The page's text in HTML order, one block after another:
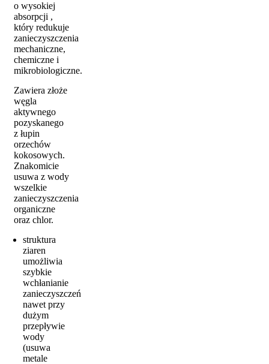
o wysokiej
absorpcji ,
który redukuje
zanieczyszczenia
mechaniczne,
chemiczne i
mikrobiologiczne.
Zawiera złoże
węgla
aktywnego
pozyskanego
z łupin
orzechów
kokosowych.
Znakomicie
usuwa z wody
wszelkie
zanieczyszczenia
organiczne
oraz chlor.
struktura
ziaren
umożliwia
szybkie
wchłanianie
zanieczyszczeń
nawet przy
dużym
przepływie
wody
(usuwa
metale